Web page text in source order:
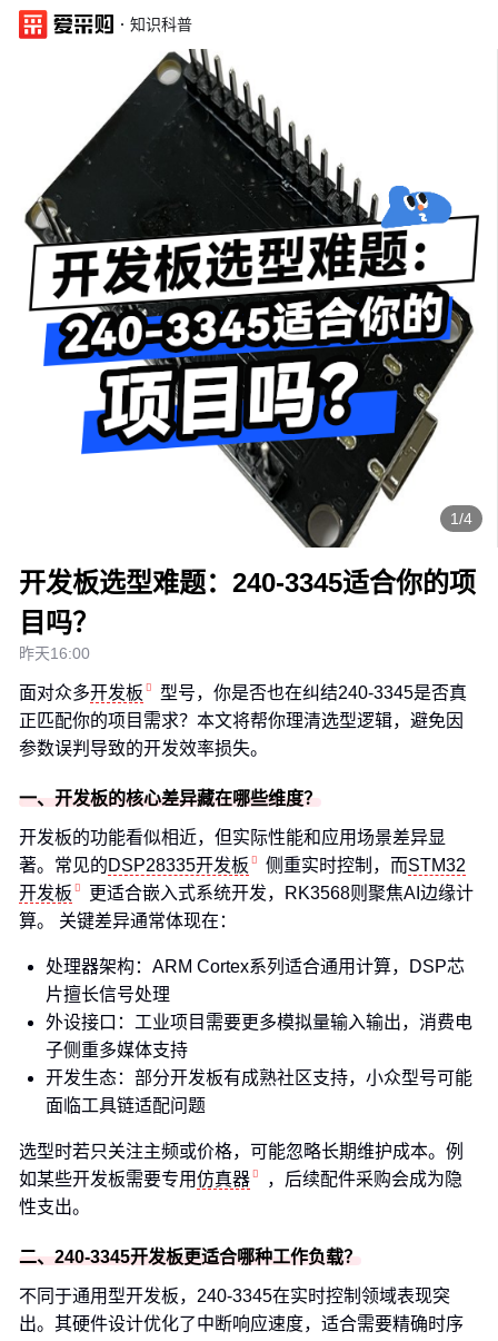
· 知识科普
1/4
开发板选型难题：240-3345适合你的项
目吗？
昨天16:00
面对众多开发板
型号，你是否也在纠结240-3345是否真
正匹配你的项目需求？本文将帮你理清选型逻辑，避免因
参数误判导致的开发效率损失。
一、开发板的核心差异藏在哪些维度？
开发板的功能看似相近，但实际性能和应用场景差异显
著。常见的DSP28335开发板 侧重实时控制，而STM32
开发板
更适合嵌入式系统开发，RK3568则聚焦AI边缘计
算。 关键差异通常体现在：
处理器架构：ARM Cortex系列适合通用计算，DSP芯
片擅长信号处理
外设接口：工业项目需要更多模拟量输入输出，消费电
子侧重多媒体支持
开发生态：部分开发板有成熟社区支持，小众型号可能
面临工具链适配问题
选型时若只关注主频或价格，可能忽略长期维护成本。例
如某些开发板需要专用仿真器
，后续配件采购会成为隐
性支出。
二、240-3345开发板更适合哪种工作负载？
不同于通用型开发板，240-3345在实时控制领域表现突
出。其硬件设计优化了中断响应速度，适合需要精确时序